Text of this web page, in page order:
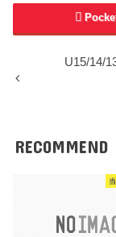
U15/14/
RECOMMEND